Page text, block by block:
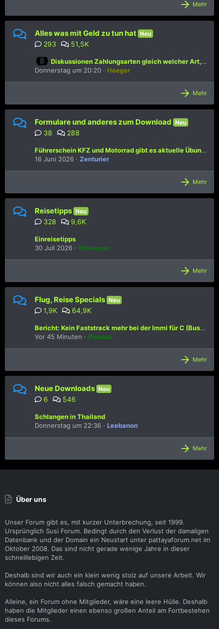
Mehr
Alles was mit Geld zu tun hat Neu
293 51,5K
Mehr
Diskussionen Zahlungsarten gleich welcher Art, Wise, Revolut, ApplePay, bar, QR-code wie auch immer.
Donnerstag um 20:20
Haegar
Formulare und anderes zum Download Neu
38 288
Mehr
Führerschein KFZ und Motorrad gibt es aktuelle Übungsfragen?
16 Juni 2026
Zenturier
Reisetipps Neu
328 9,6K
Mehr
Einreisetipps
30 Juli 2026
Bloewquu
Flug, Reise Specials Neu
1,9K 64,9K
Mehr
Bericht: Kein Faststrack mehr bei der Immi für C (Business) und F (First) Passagiere bei Ankunft
Vor 45 Minuten
Plaaraa
Neue Downloads Neu
6 546
Mehr
Schlangen in Thailand
Donnerstag um 22:36
Leebanon
Über uns
Unser Forum gibt es, mit kurzer Unterbrechung, seit 1999.
Ursprünglich Susi Forum. Bedingt durch den Verlust der damaligen
Datenbank und der Domain ein Neustart unter pattayaforum.net im
Oktober 2008. Das sind nicht gerade wenige Jahre in dieser
schnelllebigen Zeit.
Deshalb sind wir auch ein klein wenig stolz auf unsere Arbeit. Wir
können also nicht alles falsch gemacht haben.
Alleine, ein Forum ohne Mitglieder, wäre eine leere Hülle. Deshalb
haben die Mitglieder einen ebenso großen Anteil am Fortbestehen
dieses Forums.